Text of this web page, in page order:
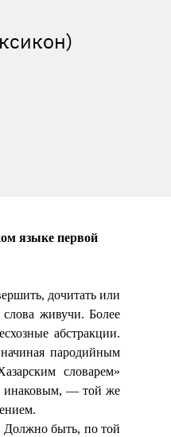
языке первой
дочитать или
слова живучи. Более
абстракции.
пародийным
словарем»
инаковым, — той же
Должно быть, по той